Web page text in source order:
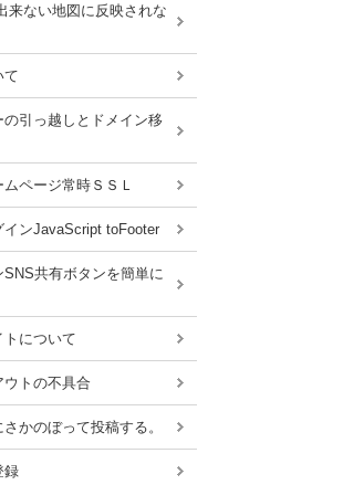
来ない地図に反映されな
て
引っ越しとドメイン移
ページ常時ＳＳＬ
ンJavaScript toFooter
共有ボタンを簡単に
について
ウトの不具合
かのぼって投稿する。
録